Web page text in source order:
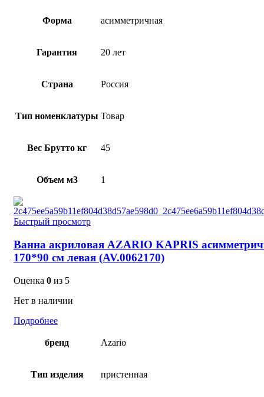
Форма асимметричная
Гарантия 20 лет
Страна Россия
Тип номенклатуры Товар
Вес Брутто кг 45
Объем м3 1
Быстрый просмотр
Ванна акриловая AZARIO KAPRIS
170*90 см левая (AV.0062170)
Оценка 0 из 5
Нет в наличии
Подробнее
бренд Azario
Тип изделия пристенная